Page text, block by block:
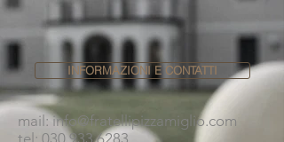
mail:info@fratellipizzamiglio.com
tel: 030 933 6283
INFORMAZIONI E CONTATTI